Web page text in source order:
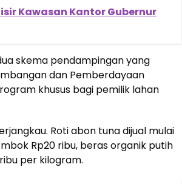
Kawasan Kantor Gubernur
skema pendampingan yang
dan Pemberdayaan
khusus bagi pemilik lahan
Roti abon tuna dijual mulai
Rp20 ribu, beras organik putih
per kilogram.